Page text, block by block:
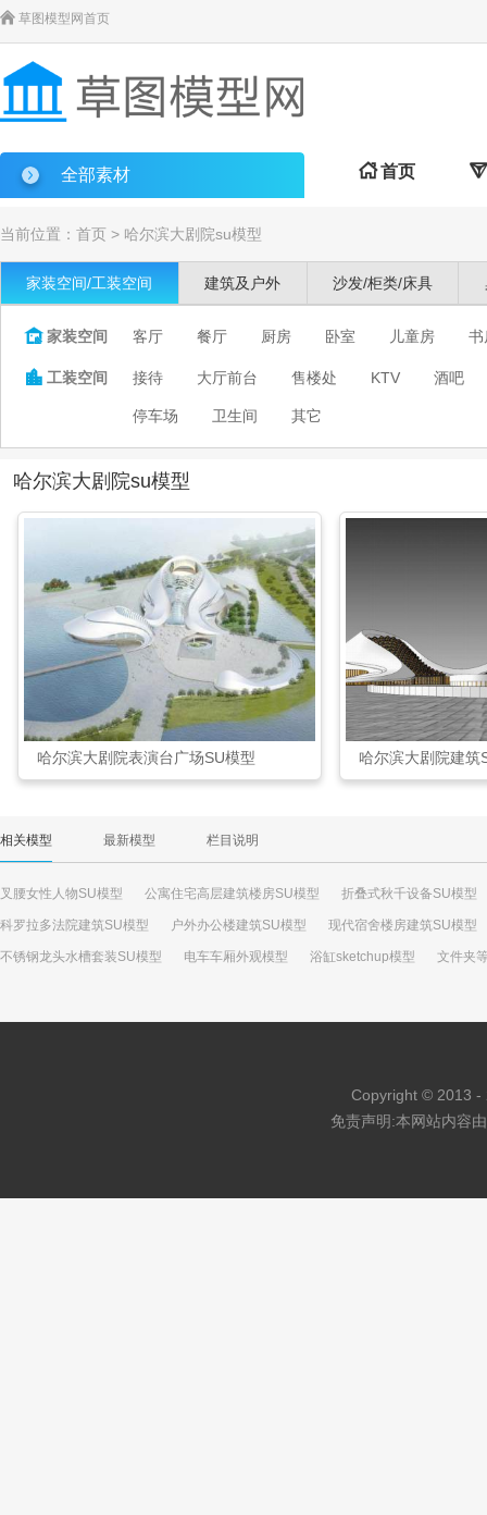
 草图模型网首页
全部素材 首页 
当前位置： 首页 > 哈尔滨大剧院su模型
家装空间/工装空间 建筑及户外 沙发/柜类/床具
家装空间 客厅 餐厅 厨房 卧室 儿童房 书
 工装空间 接待 大厅前台 售楼处 KTV 酒吧
停车场 卫生间 其它
哈尔滨大剧院su模型
哈尔滨大剧院表演台广场SU模型 哈尔滨大剧院建筑
相关模型 最新模型 栏目说明
叉腰女性人物SU模型 公寓住宅高层建筑楼房SU模型 折叠式秋千设备SU模型
科罗拉多法院建筑SU模型 户外办公楼建筑SU模型 现代宿舍楼房建筑SU模型
不锈钢龙头水槽套装SU模型 电车车厢外观模型 浴缸sketchup模型 文件夹
Copyright © 2013 -
免责声明:本网站内容